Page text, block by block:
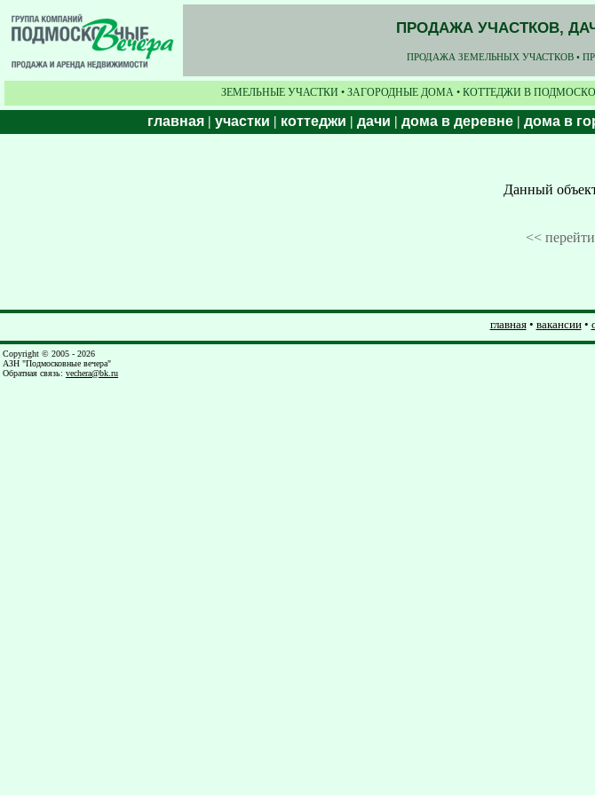
ПРОДАЖА УЧАСТКОВ,
ПРОДАЖА ЗЕМЕЛЬНЫХ УЧАСТКОВ •
ЗЕМЕЛЬНЫЕ УЧАСТКИ • ЗАГОРОДНЫЕ ДОМА • КОТТЕДЖИ В
главная | участки | коттеджи | дачи | дома в деревне | дома в
Данный
<<
главная• вакансии•
Copyright © 2005 - 2026
АЗН "Подмосковные вечера"
Обратная связь: vechera@bk.ru